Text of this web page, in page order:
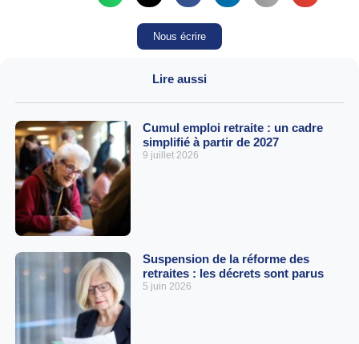
Nous écrire
Lire aussi
Cumul emploi retraite : un cadre
simplifié à partir de 2027
9 juillet 2026
Suspension de la réforme des
retraites : les décrets sont parus
5 juin 2026